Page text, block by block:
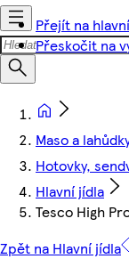
Přejít na
Přeskočit na
Maso a
Hotovky,
Hlavní jídla
Tesco High
Zpět na Hlavní jídla